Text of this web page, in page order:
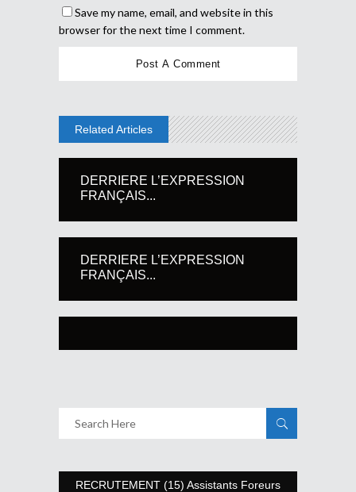
Save my name, email, and website in this
browser for the next time I comment.
Related Articles
DERRIERE L’EXPRESSION
FRANÇAIS...
DERRIERE L’EXPRESSION
FRANÇAIS...
RECRUTEMENT (15) Assistants Foreurs